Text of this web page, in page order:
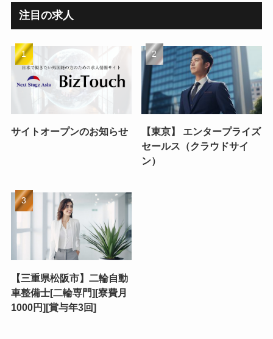
注目の求人
サイトオープンのお知らせ
【東京】 エンタープライズ
セールス（クラウドサイ
ン）
【三重県松阪市】二輪自動
車整備士[二輪専門][寮費月
1000円][賞与年3回]